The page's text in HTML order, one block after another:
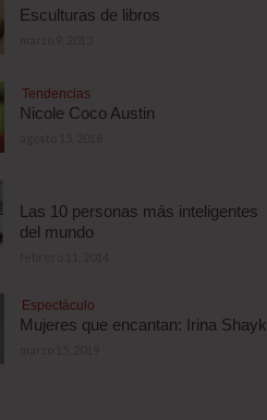
Esculturas de libros
Tendencias
Nicole Coco Austin
Las 10 personas más inteligentes
del mundo
Espectáculo
Mujeres que encantan: Irina Shayk